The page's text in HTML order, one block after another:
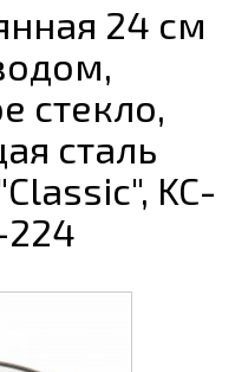
24 см
стекло,
сталь
KC-
224